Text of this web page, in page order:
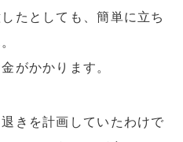
たとしても、簡単に立ち
がかかります。
きを計画していたわけで